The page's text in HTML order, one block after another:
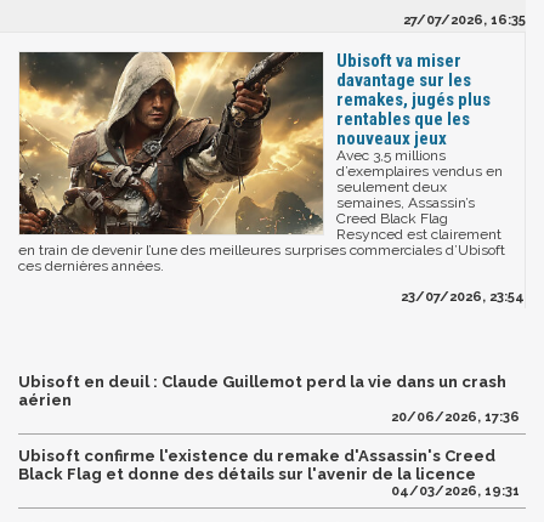
27/07/2026, 16:35
Ubisoft va miser
davantage sur les
remakes, jugés plus
rentables que les
nouveaux jeux
Avec 3,5 millions
d’exemplaires vendus en
seulement deux
semaines, Assassin’s
Creed Black Flag
Resynced est clairement
en train de devenir l’une des meilleures surprises commerciales d’Ubisoft
ces dernières années.
23/07/2026, 23:54
Ubisoft en deuil : Claude Guillemot perd la vie dans un crash
aérien
20/06/2026, 17:36
Ubisoft confirme l'existence du remake d'Assassin's Creed
Black Flag et donne des détails sur l'avenir de la licence
04/03/2026, 19:31